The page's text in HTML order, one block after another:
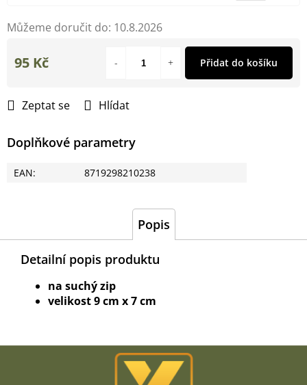
Můžeme doručit do: 10.8.2026
Zeptat se Hlídat
Doplňkové parametry
EAN: 8719298210238
95 Kč Přidat do košíku
Popis
Detailní popis produktu
na suchý zip
velikost 9 cm x 7 cm
Z